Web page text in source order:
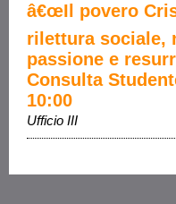
â€œIl povero
rilettura sociale,
passione e
Consulta
10:00
Ufficio III